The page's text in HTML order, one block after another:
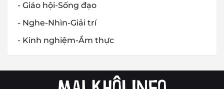
- Giáo hội-Sống đạo
- Nghe-Nhìn-Giải trí
- Kinh nghiệm-Ẩm thực